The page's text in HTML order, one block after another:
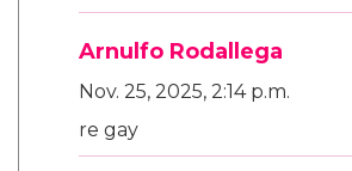
Arnulfo Rodallega
Nov. 25, 2025, 2:14 p.m.
re gay